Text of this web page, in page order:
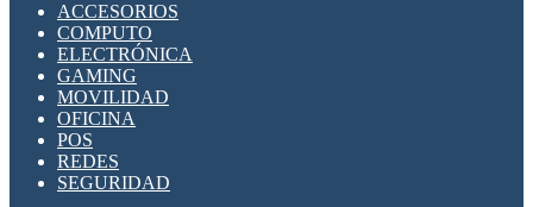
SUPRESOR DE TRANSIENTES SPDS PARA
APLICACIONES FOTOVOLTAICAS
ACCESORIOS
COMPUTO
ELECTRÓNICA
GAMING
MOVILIDAD
OFICINA
POS
REDES
SEGURIDAD